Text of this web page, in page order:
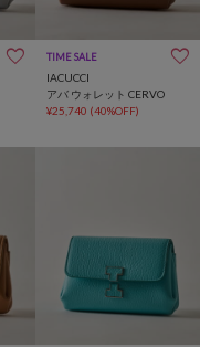
TIME SALE
IACUCCI
アバ ウォレット CERVO
¥25,740 (40%OFF)